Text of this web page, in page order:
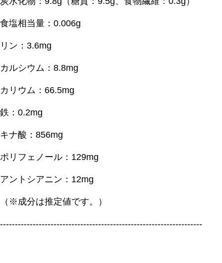
食塩相当量：0.006g
リン：3.6mg
カルシウム：8.8mg
カリウム：66.5mg
鉄：0.2mg
キナ酸：856mg
ポリフェノール：129mg
アントシアニン：12mg
（※成分は推定値です。）
--------------------------------------------------------------------